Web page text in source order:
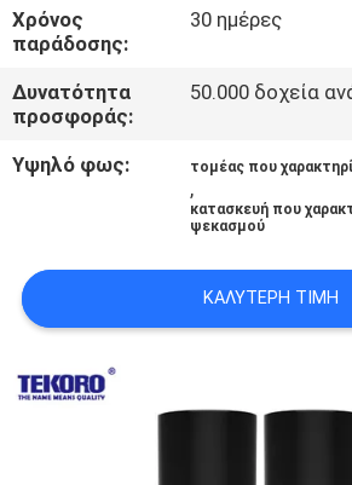
ΕΙΔΉΣΕΙΣ
ΖΗΤΉΣΤΕ
ΠΡΟΣΦΟΡΆ
ΠΟΛΙΤΙΚΉ
Χρόνος
παράδοσης:
30 ημέρες
Δυνατότητα
προσφοράς:
50.000 δοχεία
Υψηλό φως: τομέας που
,
κατασκευή που
ψεκασμού
ΚΑΛΎΤΕΡΗ ΤΙΜΉ